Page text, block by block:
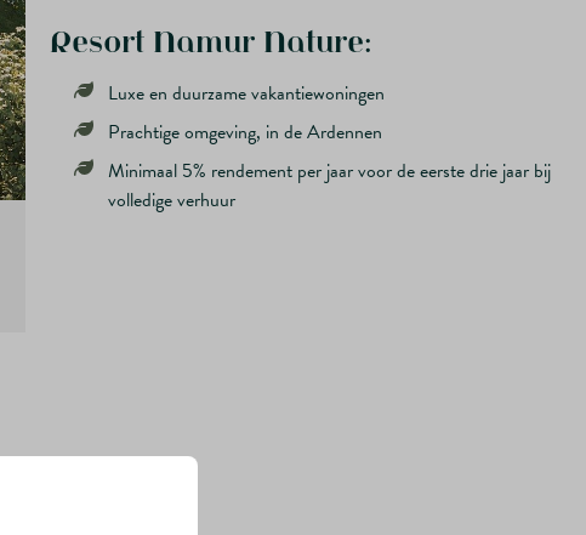
Resort Namur Nature:
Luxe en duurzame vakantiewoningen
Prachtige omgeving, in de Ardennen
Minimaal 5% rendement per jaar voor de eerste drie jaar bij
volledige verhuur